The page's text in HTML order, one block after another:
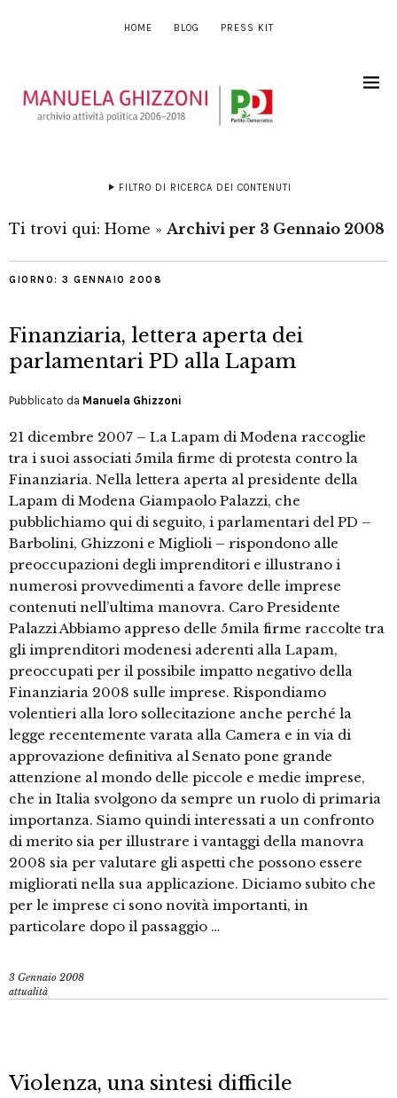
HOME BLOG PRESS KIT
FILTRO DI RICERCA DEI CONTENUTI
Ti trovi qui: Home » Archivi per 3 Gennaio 2008
GIORNO: 3 GENNAIO 2008
Finanziaria, lettera aperta dei
parlamentari PD alla Lapam
Pubblicato da Manuela Ghizzoni
21 dicembre 2007 – La Lapam di Modena raccoglie
tra i suoi associati 5mila firme di protesta contro la
Finanziaria. Nella lettera aperta al presidente della
Lapam di Modena Giampaolo Palazzi, che
pubblichiamo qui di seguito, i parlamentari del PD –
Barbolini, Ghizzoni e Miglioli – rispondono alle
preoccupazioni degli imprenditori e illustrano i
numerosi provvedimenti a favore delle imprese
contenuti nell’ultima manovra. Caro Presidente
Palazzi Abbiamo appreso delle 5mila firme raccolte tra
gli imprenditori modenesi aderenti alla Lapam,
preoccupati per il possibile impatto negativo della
Finanziaria 2008 sulle imprese. Rispondiamo
volentieri alla loro sollecitazione anche perché la
legge recentemente varata alla Camera e in via di
approvazione definitiva al Senato pone grande
attenzione al mondo delle piccole e medie imprese,
che in Italia svolgono da sempre un ruolo di primaria
importanza. Siamo quindi interessati a un confronto
di merito sia per illustrare i vantaggi della manovra
2008 sia per valutare gli aspetti che possono essere
migliorati nella sua applicazione. Diciamo subito che
per le imprese ci sono novità importanti, in
particolare dopo il passaggio …
3 Gennaio 2008
attualità
Violenza, una sintesi difficile